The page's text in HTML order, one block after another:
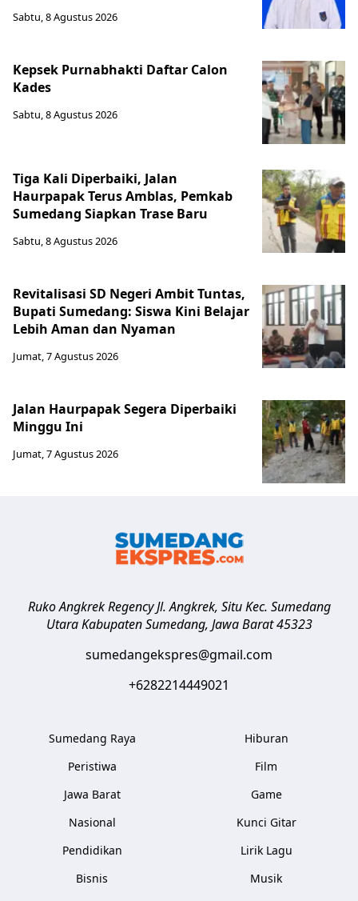
Sabtu, 8 Agustus 2026
Kepsek Purnabhakti Daftar Calon
Kades
Sabtu, 8 Agustus 2026
Tiga Kali Diperbaiki, Jalan
Haurpapak Terus Amblas, Pemkab
Sumedang Siapkan Trase Baru
Sabtu, 8 Agustus 2026
Revitalisasi SD Negeri Ambit Tuntas,
Bupati Sumedang: Siswa Kini Belajar
Lebih Aman dan Nyaman
Jumat, 7 Agustus 2026
Jalan Haurpapak Segera Diperbaiki
Minggu Ini
Jumat, 7 Agustus 2026
Ruko Angkrek Regency Jl. Angkrek, Situ Kec. Sumedang
Utara Kabupaten Sumedang, Jawa Barat 45323
sumedangekspres@gmail.com
+6282214449021
Sumedang Raya
Peristiwa
Jawa Barat
Nasional
Pendidikan
Bisnis
Hiburan
Film
Game
Kunci Gitar
Lirik Lagu
Musik